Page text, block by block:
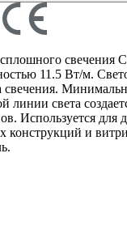
свечения
11.5 Вт/м.
свечения.
света
Используется для
конструкций и